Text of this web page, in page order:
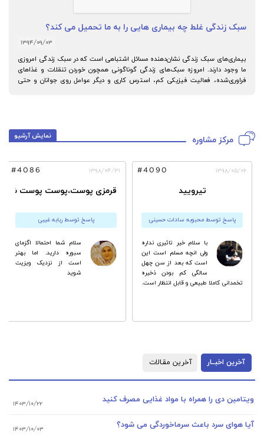
سبک زندگی غلط چه بیماری هایی را به ما تحمیل می کند؟
۱۳۹۴/۰۹/۰۳
بیماری‌های سبک زندگی نشان‌دهنده مسائل اشتباهی است که در سبک زندگی امروزی
ما وجود دارند. امروزه سبک‌های زندگی گوناگونی همچون خوردن تنقلات و غذاهای
فراوری‌شده، فعالیت فیزیکی کم، استرس کاری و دیگر عوامل روی جوانان و حتی
مرکز مشاوره نمایش آرشیو
تیرویید
پاسخ توسط محبوبه سادات حسینی
۱۳۹۸/۰۵/۰۶ #4090
با سلام خیر تاثیری نداره
ولی انچه مسلم است این
است که بعد از سن چهل
سالگی کم بودن ذخیره
تخمدانی کاملا طبیعی و قابل انتظار است.
قرمزی پوست،پوست پوست
پاسخ توسط ربابه غیبی
۱۳۹۸/۰۴/۳۱ #4086
سلام شما احتمالا اگزماى
سبوره دارید. اما بهتر
است از نزدیک ویزیت
شوید
آخرین اخبــار آخرین مقـالات
ویتامین دی را همراه با مواد غذایی مصرف کنید ۱۴۰۳/۱۰/۲۲
آیا هوای سرد باعث سرماخوردگی می شود؟ ۱۴۰۳/۱۰/۰۳